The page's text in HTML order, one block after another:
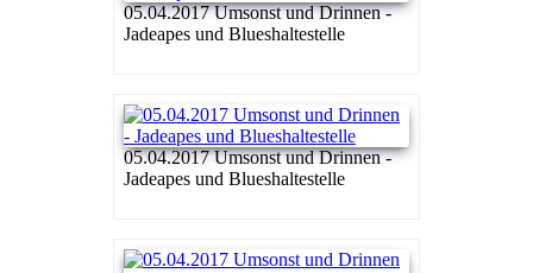
05.04.2017 Umsonst und Drinnen -
Jadeapes und Blueshaltestelle
05.04.2017 Umsonst und Drinnen -
Jadeapes und Blueshaltestelle